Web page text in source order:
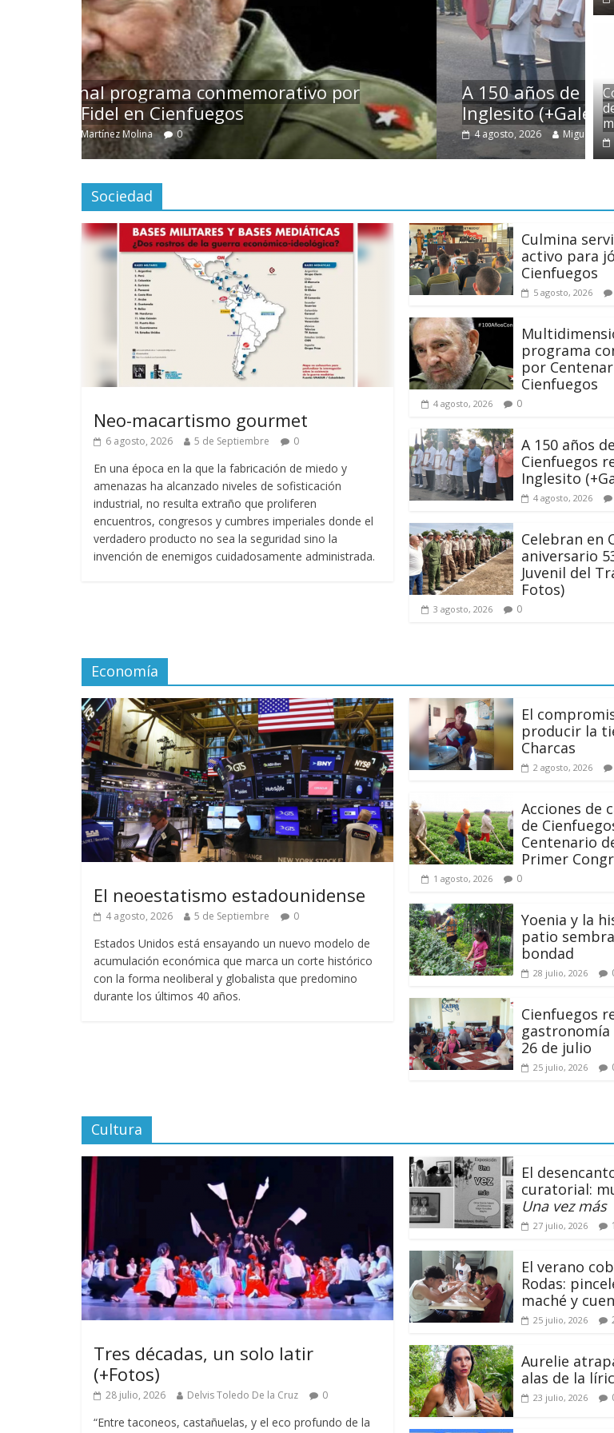
A 150 años de su muerte, Cienfuegos recuerda al
Inglesito (+Galerías)
4 agosto, 2026 Miguel Adrián Rodríguez Pérez 0
Sociedad
Neo-macartismo gourmet
6 agosto, 2026 5 de Septiembre 0
En una época en la que la fabricación de miedo y
amenazas ha alcanzado niveles de sofisticación
industrial, no resulta extraño que proliferen
encuentros, congresos y cumbres imperiales donde el
verdadero producto no sea la seguridad sino la
invención de enemigos cuidadosamente administrada.
Culmina
activo para
Cienfuegos
5 agosto, 2026
programa
por
Cienfuegos
4 agosto, 2026 0
A 150 años
Cienfuegos
Inglesito
4 agosto, 2026
Celebran en
aniversario
Juvenil del
Fotos)
3 agosto, 2026 0
Economía
El neoestatismo estadounidense
4 agosto, 2026 5 de Septiembre 0
Estados Unidos está ensayando un nuevo modelo de
acumulación económica que marca un corte histórico
con la forma neoliberal y globalista que predomino
durante los últimos 40 años.
El
producir la
Charcas
2 agosto, 2026
Acciones de
de
Centenario
Primer
1 agosto, 2026 0
Yoenia y la
patio
bondad
28 julio, 2026
Cienfuegos
gastronomía
26 de julio
25 julio, 2026
Cultura
Tres décadas, un solo latir
(+Fotos)
28 julio, 2026 Delvis Toledo De la Cruz 0
“Entre taconeos, castañuelas, y el eco profundo de la
El
curatorial:
Una vez más
27 julio, 2026 1
El verano
Rodas:
maché y
25 julio, 2026
Aurelie
alas de la
23 julio, 2026
Cuento de